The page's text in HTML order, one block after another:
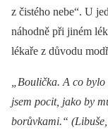
z čistého nebe“. U
náhodně při jiném
lékaře z důvodu
„Boulička. A co
jsem pocit, jako by
borůvkami.“